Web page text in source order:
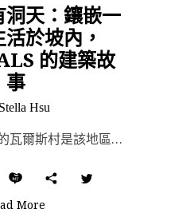
洞天：鑲嵌一
於坡內，
的建築故
事
Stella Hsu
瑞士阿爾卑斯山的瓦爾斯村是該地區景色怡人的著名度假景點之一，坐擁一片未受人為破壞、得天獨厚的曠麗風景...
More